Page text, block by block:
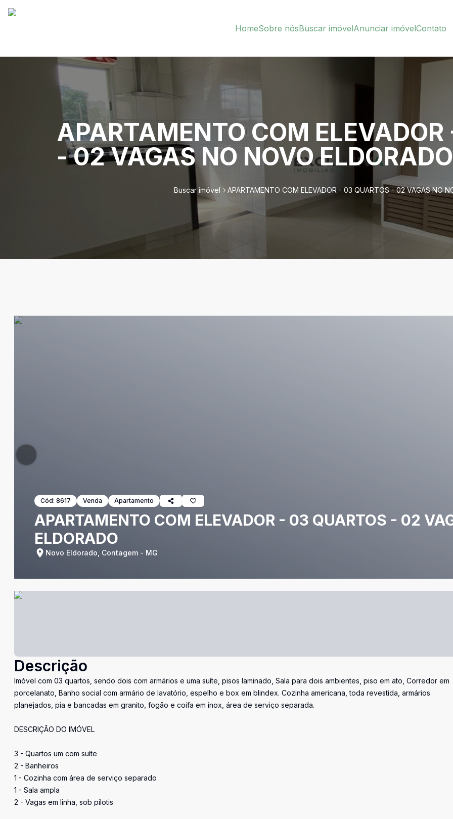
HomeSobre nósBuscar imóvelAnunciar imóvelContato
APARTAMENTO COM
- 02 VAGAS NO NOVO ELDORADO
Buscar imóvel APARTAMENTO COM ELEVADOR - 03 QUARTOS - 02 VAGAS NO
Cód: 8617 Venda Apartamento
APARTAMENTO COM ELEVADOR - 03 QUARTOS - 02
ELDORADO
Novo Eldorado, Contagem - MG
Descrição
Imóvel com 03 quartos, sendo dois com armários e uma suíte, pisos laminado, Sala para dois ambientes, piso em ato, Corredor em
porcelanato, Banho social com armário de lavatório, espelho e box em blindex. Cozinha americana, toda revestida, armários
planejados, pia e bancadas em granito, fogão e coifa em inox, área de serviço separada.
DESCRIÇÃO DO IMÓVEL
3 - Quartos um com suíte
2 - Banheiros
1 - Cozinha com área de serviço separado
1 - Sala ampla
2 - Vagas em linha, sob pilotis